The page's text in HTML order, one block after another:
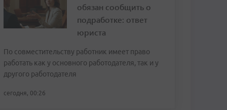
обязан сообщить о
подработке: ответ
юриста
По совместительству работник имеет право
работать как у основного работодателя, так и у
другого работодателя
сегодня, 00:26